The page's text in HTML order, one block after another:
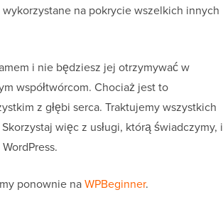
na pokrycie wszelkich innych
i nie będziesz jej otrzymywać w
współtwórcom. Chociaż jest to
z głębi serca. Traktujemy wszystkich
więc z usługi, którą świadczymy, i
ponownie naWPBeginner.